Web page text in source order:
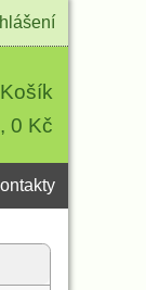
Košík
0 Kč